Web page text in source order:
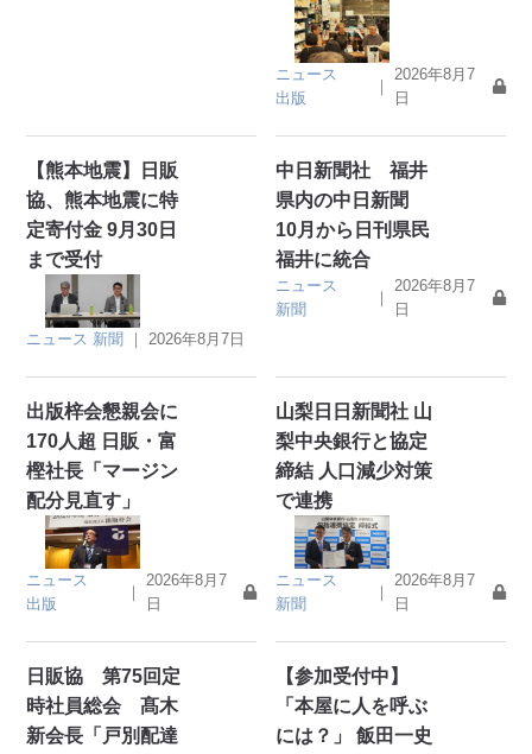
ニュース
出版
｜
2026年8月7
日
【熊本地震】日販
協、熊本地震に特
定寄付金 9月30日
まで受付
ニュース 新聞 ｜2026年8月7日
中日新聞社 福井
県内の中日新聞
10月から日刊県民
福井に統合
ニュース
新聞
｜
2026年8月7
日
出版梓会懇親会に
170人超 日販・富
樫社長「マージン
配分見直す」
ニュース
出版
｜
2026年8月7
日
山梨日日新聞社 山
梨中央銀行と協定
締結 人口減少対策
で連携
ニュース
新聞
｜
2026年8月7
日
日販協 第75回定
時社員総会 髙木
新会長「戸別配達
【参加受付中】
「本屋に人を呼ぶ
には？」 飯田一史